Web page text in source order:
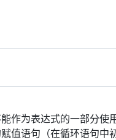
作为表达式的一部分使
值语句（在循环语句